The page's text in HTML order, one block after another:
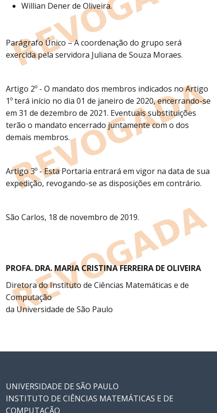
Willian Dener de Oliveira.
Parágrafo Único – A coordenação do grupo será
exercida pela servidora Juliana de Souza Moraes.
Artigo 2º - O mandato dos membros indicados no Artigo
1º terá início no dia 01 de janeiro de 2020, encerrando-se
em 31 de dezembro de 2021. Eventuais substituições
terão o mandato encerrado juntamente com o dos
demais membros.
Artigo 3º - Esta Portaria entrará em vigor na data de sua
expedição, revogando-se as disposições em contrário.
São Carlos, 18 de novembro de 2019.
PROFA. DRA. MARIA CRISTINA FERREIRA DE OLIVEIRA
Diretora do Instituto de Ciências Matemáticas e de
Computação
da Universidade de São Paulo
UNIVERSIDADE DE SÃO PAULO
INSTITUTO DE CIÊNCIAS MATEMÁTICAS E DE
COMPUTAÇÃO